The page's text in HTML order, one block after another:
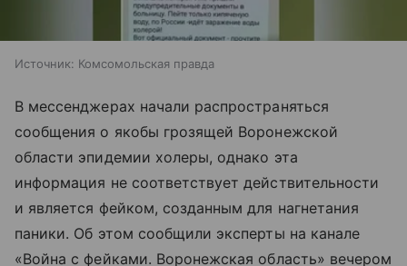
Источник: Комсомольская правда
В мессенджерах начали распространяться
сообщения о якобы грозящей Воронежской
области эпидемии холеры, однако эта
информация не соответствует действительности
и является фейком, созданным для нагнетания
паники. Об этом сообщили эксперты на канале
«Война с фейками. Воронежская область» вечером